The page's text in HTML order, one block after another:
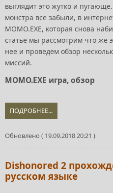
выглядит это жутко и
монстра все забыли, в
MOMO.EXE, которая снова
статье мы рассмотрим что же
нее и проведем обзор
миссий.
MOMO.EXE игра, обзор
ПОДРОБНЕЕ...
Обновлено ( 19.09.2018 20:21 )
Dishonored 2
русском языке